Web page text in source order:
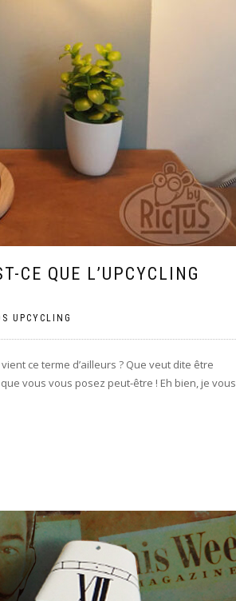
CE QUE L’UPCYCLING
UPCYCLING
ce terme d’ailleurs ? Que veut dite être
vous vous posez peut-être ! Eh bien, je vous